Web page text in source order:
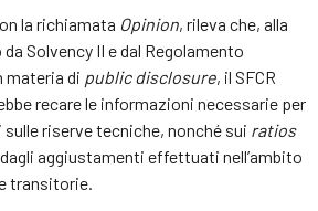
la richiamata Opinion, rileva che, alla
Solvency II e dal Regolamento
materia di public disclosure, il SFCR
recare le informazioni necessarie per
riserve tecniche, nonché sui ratios
aggiustamenti effettuati nell’ambito
transitorie.